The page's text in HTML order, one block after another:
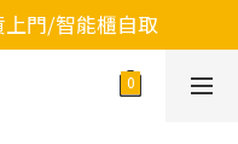
門/智能櫃自取